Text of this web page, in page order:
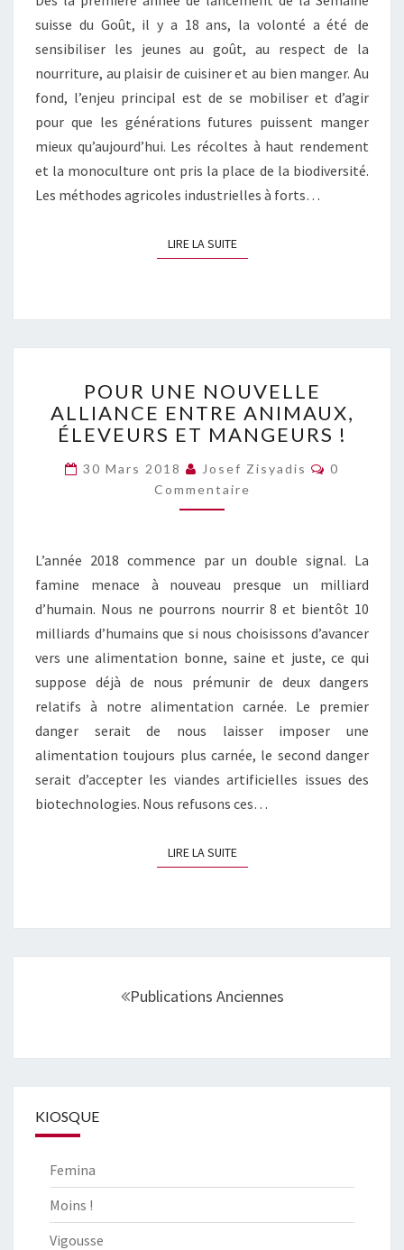
suisse du Goût, il y a 18 ans, la volonté a été de
sensibiliser les jeunes au goût, au respect de la
nourriture, au plaisir de cuisiner et au bien manger. Au
fond, l’enjeu principal est de se mobiliser et d’agir
pour que les générations futures puissent manger
mieux qu’aujourd’hui. Les récoltes à haut rendement
et la monoculture ont pris la place de la biodiversité.
Les méthodes agricoles industrielles à forts…
LIRE LA SUITELIRE LA SUITE
UNE
NOUVELLE
ALLIANCE
ANIMAUX,
ÉLEVEURS
ET
POUR UNE NOUVELLE
ALLIANCE ENTRE ANIMAUX,
ÉLEVEURS ET MANGEURS !
30 Mars 2018 Josef Zisyadis
0
Commentaire
L’année 2018 commence par un double signal. La
famine menace à nouveau presque un milliard
d’humain. Nous ne pourrons nourrir 8 et bientôt 10
milliards d’humains que si nous choisissons d’avancer
vers une alimentation bonne, saine et juste, ce qui
suppose déjà de nous prémunir de deux dangers
relatifs à notre alimentation carnée. Le premier
danger serait de nous laisser imposer une
alimentation toujours plus carnée, le second danger
serait d’accepter les viandes artificielles issues des
biotechnologies. Nous refusons ces…
LIRE LA SUITELIRE LA SUITE
articles
Publications Anciennes
KIOSQUE
Femina
Moins !
Vigousse